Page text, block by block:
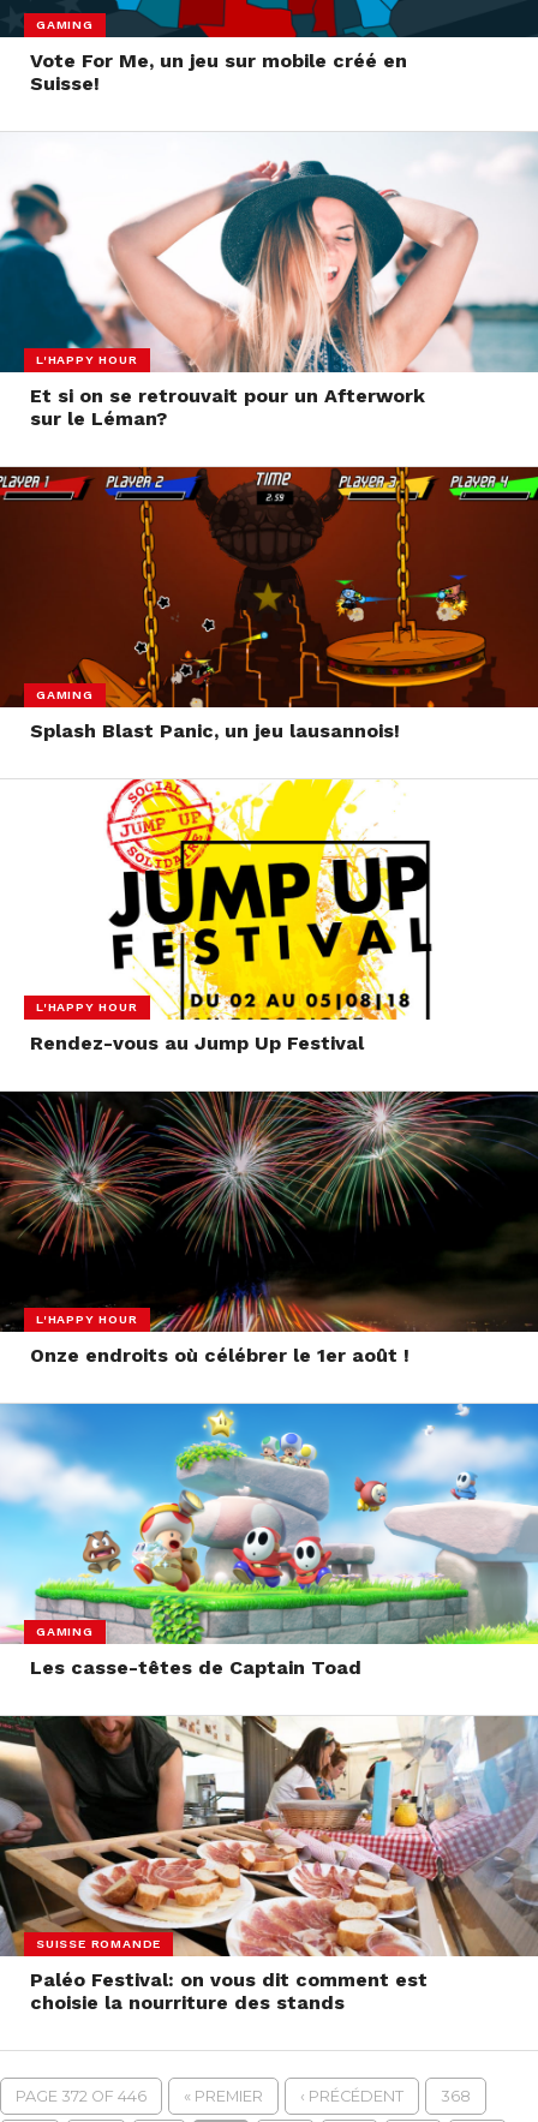
GAMING
Vote For Me, un jeu sur mobile créé en
Suisse!
L'HAPPY HOUR
Et si on se retrouvait pour un Afterwork
sur le Léman?
GAMING
Splash Blast Panic, un jeu lausannois!
L'HAPPY HOUR
Rendez-vous au Jump Up Festival
L'HAPPY HOUR
Onze endroits où célébrer le 1er août !
GAMING
Les casse-têtes de Captain Toad
SUISSE ROMANDE
Paléo Festival: on vous dit comment est
choisie la nourriture des stands
PAGE 372 OF 446 « PREMIER ‹ PRÉCÉDENT 368